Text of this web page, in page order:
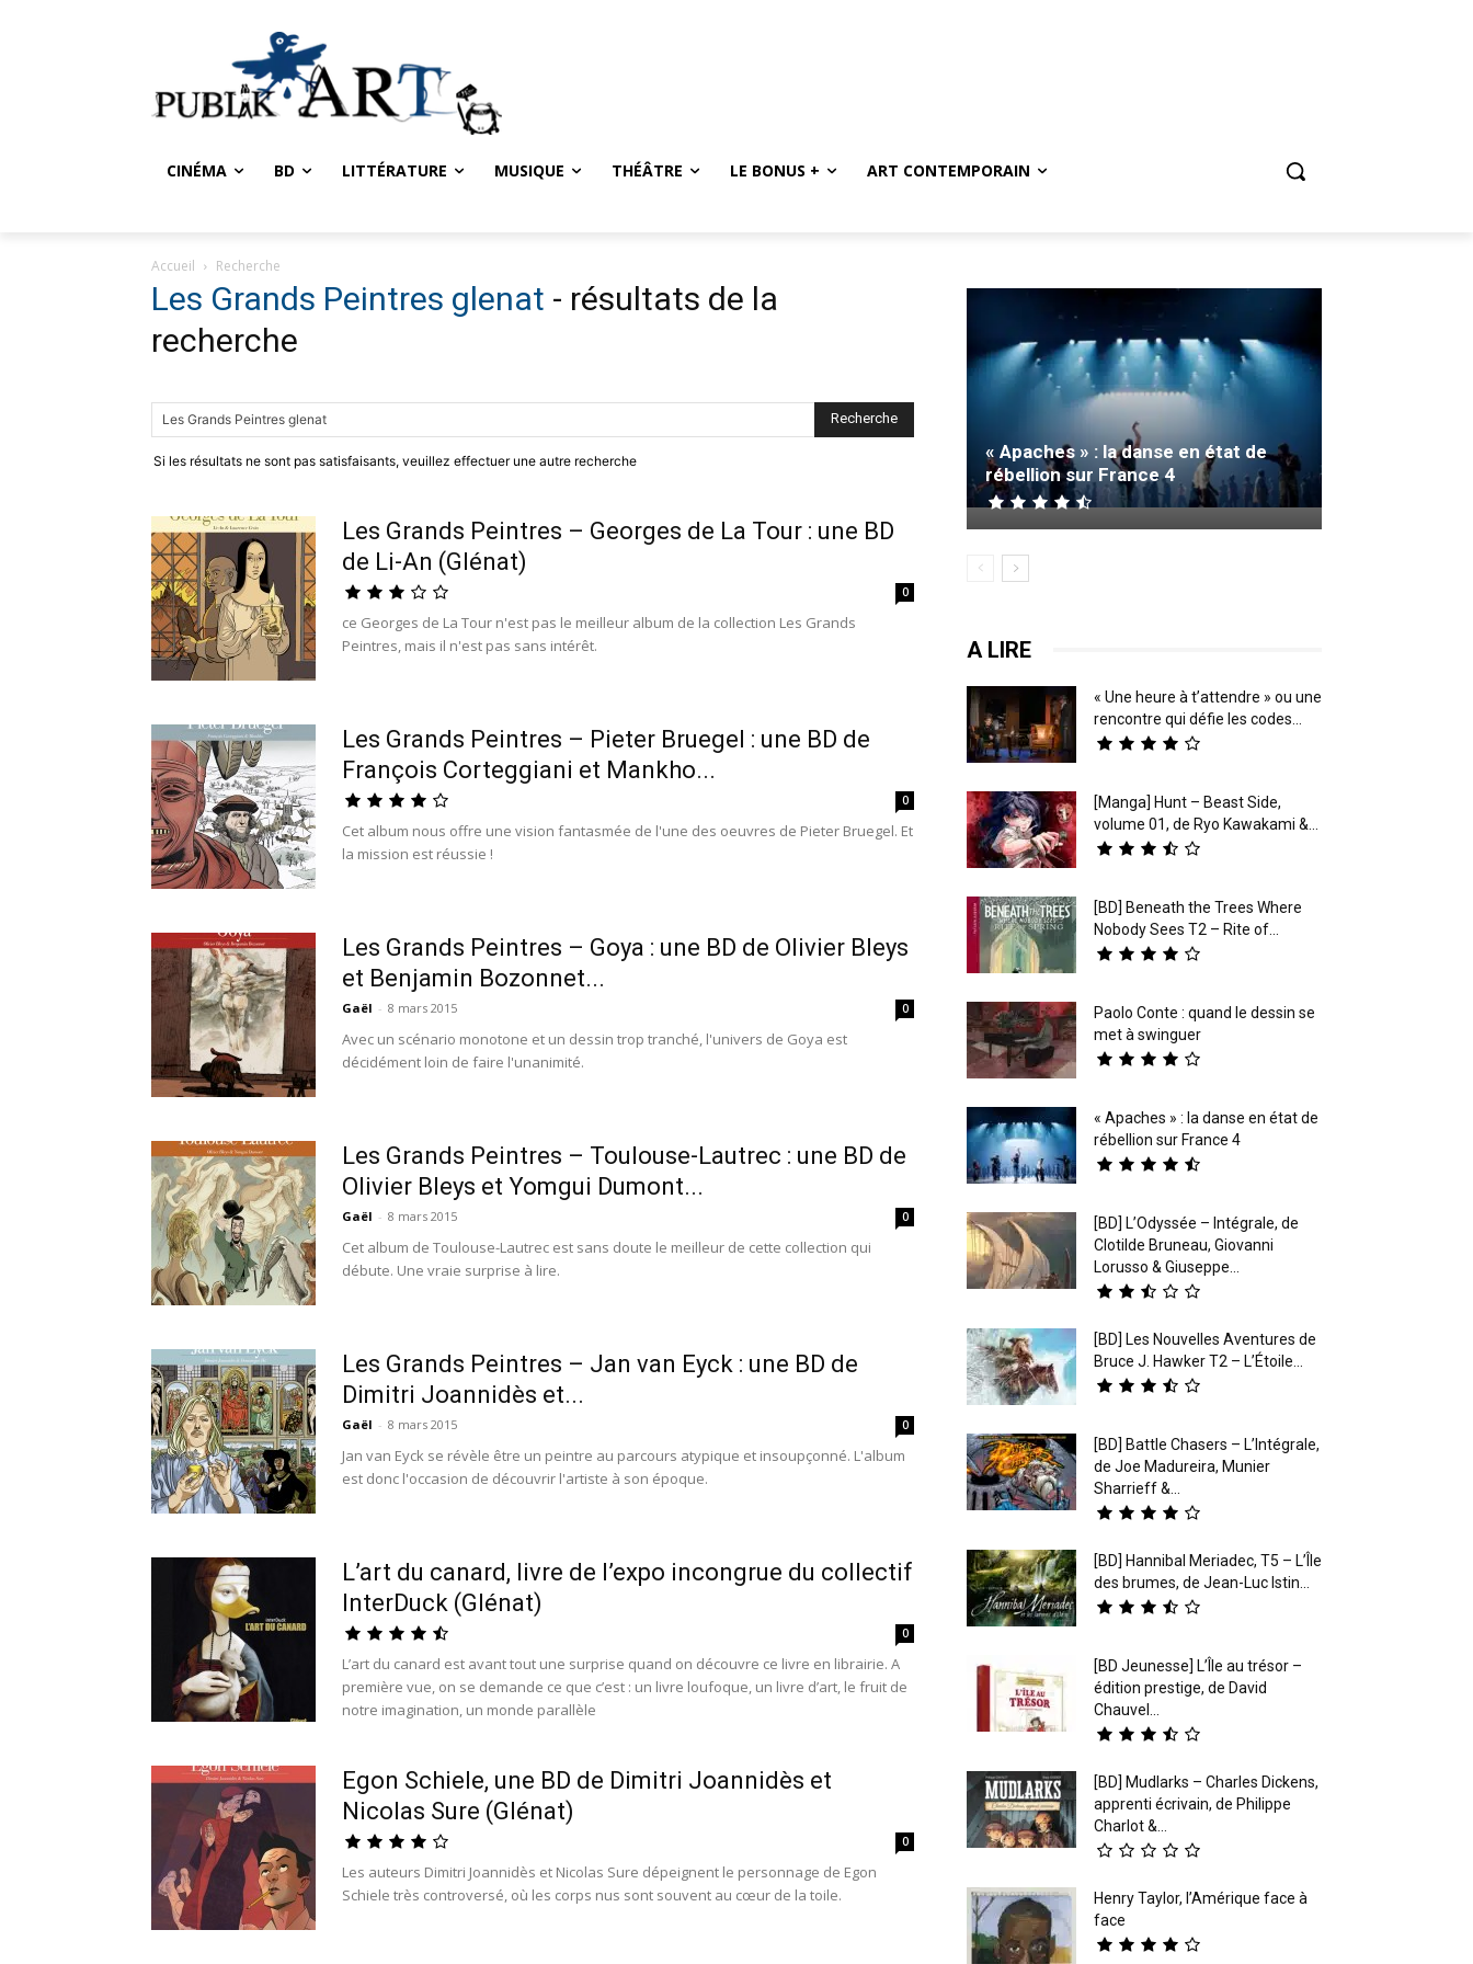
CINÉMA BD LITTÉRATURE MUSIQUE THÉÂTRE LE BONUS + ART CONTEMPORAIN
Accueil Recherche
Les Grands Peintres glenat - résultats de la
recherche
Si les résultats ne sont pas satisfaisants, veuillez effectuer une autre recherche
Les Grands Peintres – Georges de La Tour : une BD
de Li-An (Glénat)
0
ce Georges de La Tour n'est pas le meilleur album de la collection Les Grands
Peintres, mais il n'est pas sans intérêt.
Les Grands Peintres – Pieter Bruegel : une BD de
François Corteggiani et Mankho...
0
Cet album nous offre une vision fantasmée de l'une des oeuvres de Pieter Bruegel. Et
la mission est réussie !
Les Grands Peintres – Goya : une BD de Olivier Bleys
et Benjamin Bozonnet...
Gaël - 8 mars 2015 0
Avec un scénario monotone et un dessin trop tranché, l'univers de Goya est
décidément loin de faire l'unanimité.
Les Grands Peintres – Toulouse-Lautrec : une BD de
Olivier Bleys et Yomgui Dumont...
Gaël - 8 mars 2015 0
Cet album de Toulouse-Lautrec est sans doute le meilleur de cette collection qui
débute. Une vraie surprise à lire.
Les Grands Peintres – Jan van Eyck : une BD de
Dimitri Joannidès et...
Gaël - 8 mars 2015 0
Jan van Eyck se révèle être un peintre au parcours atypique et insoupçonné. L'album
est donc l'occasion de découvrir l'artiste à son époque.
L’art du canard, livre de l’expo incongrue du collectif
InterDuck (Glénat)
0
L’art du canard est avant tout une surprise quand on découvre ce livre en librairie. A
première vue, on se demande ce que c’est : un livre loufoque, un livre d’art, le fruit de
notre imagination, un monde parallèle
Egon Schiele, une BD de Dimitri Joannidès et
Nicolas Sure (Glénat)
0
Les auteurs Dimitri Joannidès et Nicolas Sure dépeignent le personnage de Egon
Schiele très controversé, où les corps nus sont souvent au cœur de la toile.
« Apaches » : la danse en état de
rébellion sur France 4
A LIRE
« Une heure à t’attendre » ou une
rencontre qui défie les codes...
[Manga] Hunt – Beast Side,
volume 01, de Ryo Kawakami &...
[BD] Beneath the Trees Where
Nobody Sees T2 – Rite of...
Paolo Conte : quand le dessin se
met à swinguer
« Apaches » : la danse en état de
rébellion sur France 4
[BD] L’Odyssée – Intégrale, de
Clotilde Bruneau, Giovanni
Lorusso & Giuseppe...
[BD] Les Nouvelles Aventures de
Bruce J. Hawker T2 – L’Étoile...
[BD] Battle Chasers – L’Intégrale,
de Joe Madureira, Munier
Sharrieff &...
[BD] Hannibal Meriadec, T5 – L’Île
des brumes, de Jean-Luc Istin...
[BD Jeunesse] L’Île au trésor –
édition prestige, de David
Chauvel...
[BD] Mudlarks – Charles Dickens,
apprenti écrivain, de Philippe
Charlot &...
Henry Taylor, l’Amérique face à
face